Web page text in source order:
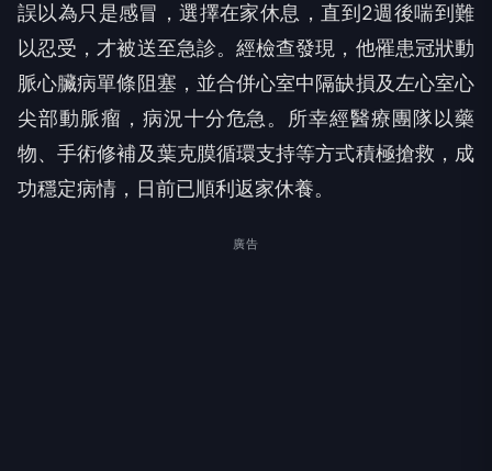
誤以為只是感冒，選擇在家休息，直到2週後喘到難
以忍受，才被送至急診。經檢查發現，他罹患冠狀動
脈心臟病單條阻塞，並合併心室中隔缺損及左心室心
尖部動脈瘤，病況十分危急。所幸經醫療團隊以藥
物、手術修補及葉克膜循環支持等方式積極搶救，成
功穩定病情，日前已順利返家休養。
廣告